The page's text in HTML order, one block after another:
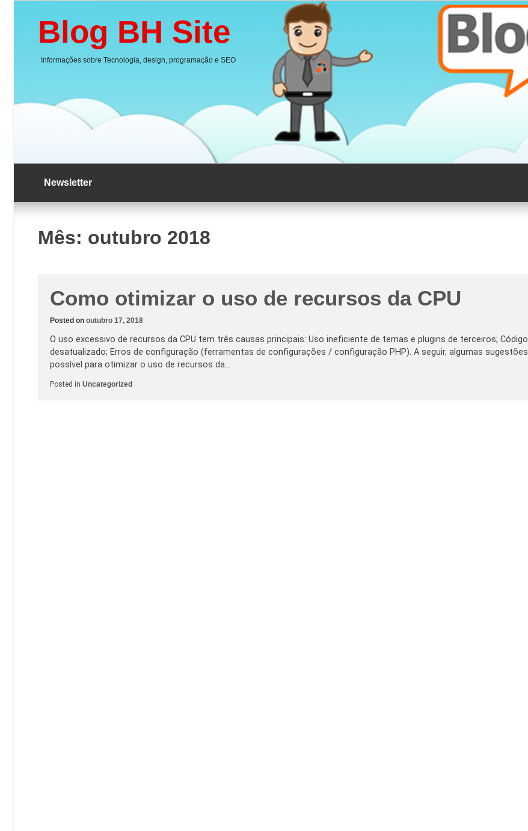
contentBlog BH Site
Informações sobre Tecnologia, design, programação e SEO
Newsletter
Mês: outubro 2018
Como otimizar o uso de recursos da CPU
Posted on outubro 17, 2018
O uso excessivo de recursos da CPU tem três causas principais: Uso ineficiente de temas e plugins de terceiros; Código
desatualizado; Erros de configuração (ferramentas de configurações / configuração PHP). A seguir, algumas sugestões
possível para otimizar o uso de recursos da…
Posted in Uncategorized